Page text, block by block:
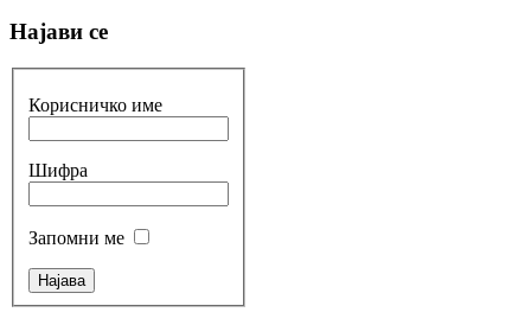
Најави се
Корисничко име
Шифра
Запомни ме